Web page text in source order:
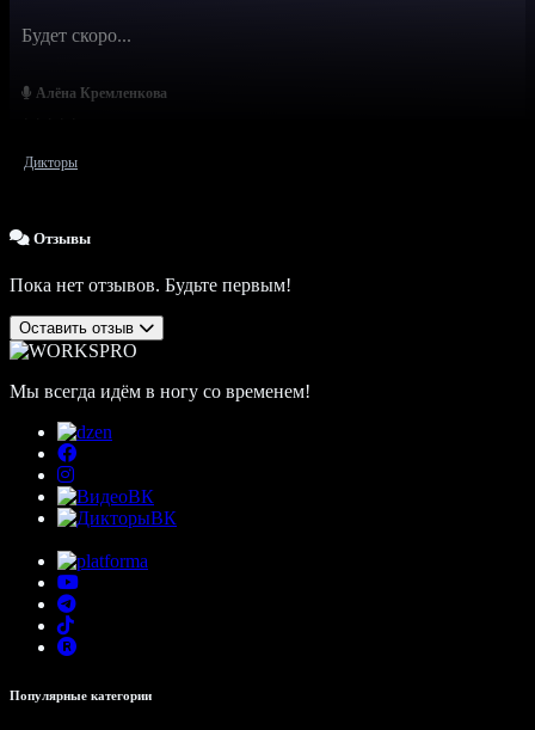
Алёна Кремленкова
Будет скоро...
Дикторы
Отзывы
Пока нет отзывов. Будьте первым!
Оставить отзыв
Мы всегда идём в ногу со временем!
Популярные категории